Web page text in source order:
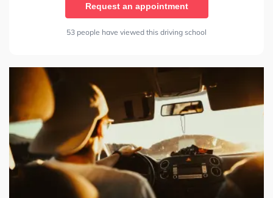
Request an appointment
53 people have viewed this driving school